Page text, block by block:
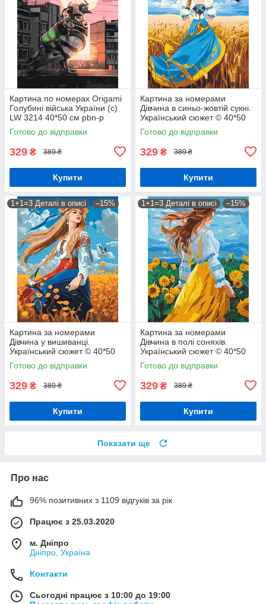
Картина по номерах Origamі
Голубині війська України (с)
LW 3214 40*50 см pbn-p
Готово до відправки
329 ₴ 389 ₴
Купити
Картина за номерами
Дівчина в синьо-жовтій сукні.
Український сюжет © 40*50
см Орігамі LW 32580
Готово до відправки
329 ₴ 389 ₴
Купити
1+1=3 Деталі в описі –15%
Картина за номерами
Дівчина у вишиванці.
Український сюжет © 40*50
см Орігамі LW 31530 pbn-p
Готово до відправки
329 ₴ 389 ₴
Купити
1+1=3 Деталі в описі –15%
Картина за номерами
Дівчина в полі соняхів.
Український сюжет © 40*50
см Орігамі LW 32490 pbn-p
Готово до відправки
329 ₴ 389 ₴
Купити
Показати ще
Про нас
96% позитивних з 1109 відгуків за рік
Працює з 25.03.2020
м. Дніпро
Дніпро, Україна
Контакти
Сьогодні працює з 10:00 до 19:00